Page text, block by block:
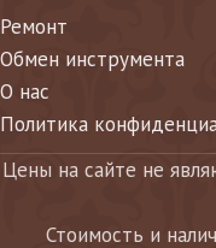
Ремонт
Обмен инструмента
О нас
Политика
Цены на сайте не
Стоимость и